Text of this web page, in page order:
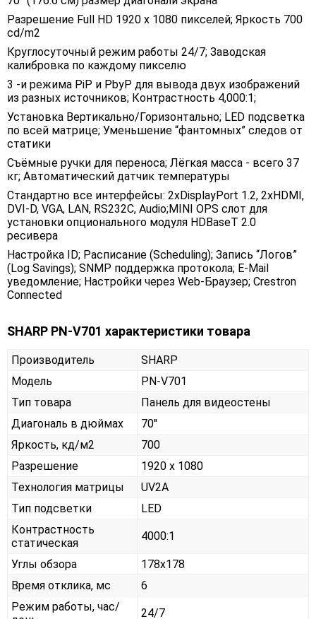
Разрешение Full HD 1920 x 1080 пикселей; Яркость 700
cd/m2
Круглосуточный режим работы 24/7; Заводская
калибровка по каждому пикселю
3 -и режима PiP и PbyP для вывода двух изображений
из разных источников; Контрастность 4,000:1;
Установка Вертикально/Горизонтально; LED подсветка
по всей матрице; Уменьшение “фантомных” следов от
статики
Съёмные ручки для переноса; Лёгкая масса - всего 37
кг; Автоматический датчик температуры
Стандартно все интерфейсы: 2хDisplayPort 1.2, 2xHDMI,
DVI-D, VGA, LAN, RS232C, Audio;MINI OPS слот для
установки опционального модуля HDBaseT 2.0
ресивера
Настройка ID; Расписание (Scheduling); Запись “Логов”
(Log Savings); SNMP поддержка протокола; E-Mail
уведомление; Настройки через Web-Браузер; Crestron
Connected
SHARP PN-V701 характеристики товара
Производитель
SHARP
Модель
PN-V701
Тип товара
Панель для видеостены
Диагональ в дюймах
70"
Яркость, кд/м2
700
Разрешение
1920 x 1080
Технология матрицы
UV2A
Тип подсветки
LED
Контрастность
статическая
4000:1
Углы обзора
178x178
Время отклика, мс
6
Режим работы, час/
24/7